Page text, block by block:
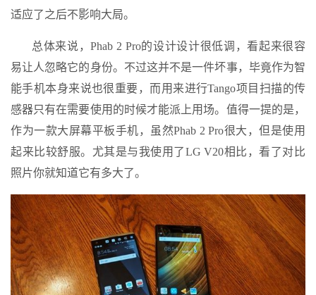
适应了之后不影响大局。
总体来说，Phab 2 Pro的设计设计很低调，看起来很容
易让人忽略它的身份。不过这并不是一件坏事，毕竟作为智
能手机本身来说也很重要，而用来进行Tango项目扫描的传
感器只有在需要使用的时候才能派上用场。值得一提的是，
作为一款大屏幕平板手机，虽然Phab 2 Pro很大，但是使用
起来比较舒服。尤其是与我使用了LG V20相比，看了对比
照片你就知道它有多大了。